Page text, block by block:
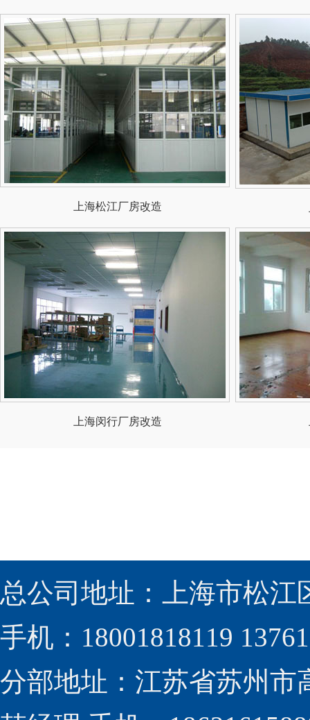
上海松江厂房改造
上海闵行厂房改造
总公司地址：上海市松江
手机：18001818119
分部地址：江苏省苏州市